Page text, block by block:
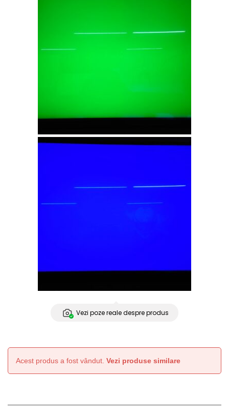
Vezi poze reale despre produs
Acest produs a fost vândut. Vezi produse similare